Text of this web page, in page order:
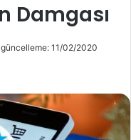
Damgası
11/02/2020